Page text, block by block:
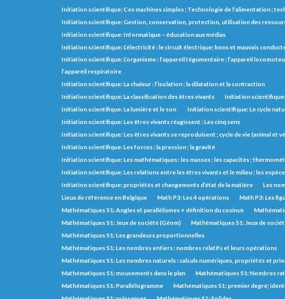
Initiation scientifique: Ces machines simples ; Technologie de l’alimentation ;
Initiation scientifique: Gestion, conservation, protection, utilisation des
Initiation scientifique: Informatique – éducation aux médias
Initiation scientifique: L’électricité : le circuit électrique; bons et mauvais
Initiation scientifique: L’organisme : l’appareil tégumentaire ; l’appareil
l’appareil respiratoire
Initiation scientifique: La chaleur : l’isolation ; la dilatation et la contraction
Initiation scientifique: La classification des êtres vivants
Initiation scientifique:
Initiation scientifique: La lumière et le son
Initiation scientifique: Le cycle
Initiation scientifique: Les êtres vivants réagissent : Les cinq sens
Initiation scientifique: Les êtres vivants se reproduisent ; cycle de vie (animal et
Initiation scientifique: Les forces ; la pression ; la gravité
Initiation scientifique: Les mathématiques : les masses ; les capacités ;
Initiation scientifique: Les relations entre les êtres vivants et le milieu ; les
Initiation scientifique: propriétés et changements d’état de la matière
Les
Lieux de référence en Belgique
Math P3: Les 4 opérations Math P3: Les
Mathématiques S1: Angles et parallélismes + définition du cosinus
Mathématiques S1: Jeux de société (Géom)
Mathématiques S1: Jeux de
Mathématiques S1: Les grandeurs proportionnelles
Mathématiques S1: Les nombres entiers : nombres relatifs et leurs opérations
Mathématiques S1: Les nombres naturels : calculs numériques, propriétés et
Mathématiques S1: mouvements dans le plan
Mathématiques S1: Nombres
Mathématiques S1: Parallélogramme
Mathématiques S1: premier degré;